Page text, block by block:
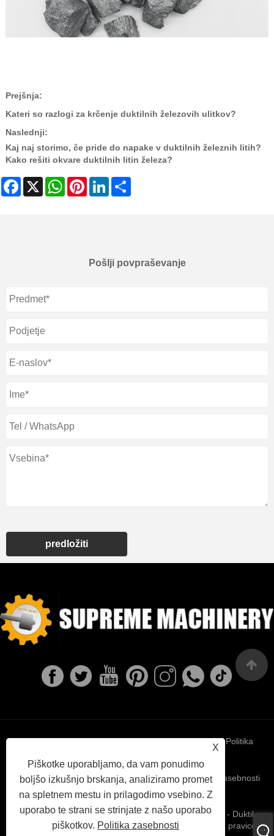
Prejšnja:
Kateri so razlogi za krčenje duktilnih železovih ulitkov?
Naslednji:
Kaj naj storimo, če pride do napake v duktilnih železnih litih?
Kako rešiti okvare duktilnih litin železa?
Facebook
X WhatsAppPinterestLinkedIn
Pošlji povpraševanje
predložiti
X
Piškotke uporabljamo, da vam ponudimo
boljšo izkušnjo brskanja, analiziramo promet
na spletnem mestu in prilagodimo vsebino. Z
uporabo te strani se strinjate z našo uporabo
piškotkov. Politika zasebnosti
Links Sitemap RSS XML Politika
zasebnosti
Copyright © 2022 Ningbo Supreme Machinery Co., Ltd. - Duktilno
litje železa, naložbeno kasting, sivo lining železa - vse pravice